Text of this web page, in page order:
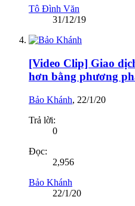
Tô Đình Văn
31/12/19
[Video Clip] Giao
hơn bằng phương
Bảo Khánh, 22/1/20
Trả lời:
0
Đọc:
2,956
Bảo Khánh
22/1/20